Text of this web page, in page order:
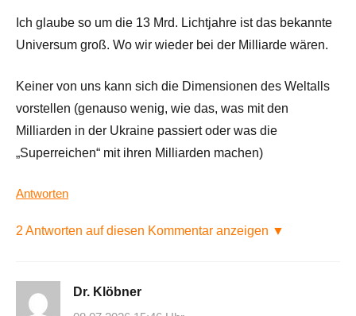
Ich glaube so um die 13 Mrd. Lichtjahre ist das bekannte
Universum groß. Wo wir wieder bei der Milliarde wären.
Keiner von uns kann sich die Dimensionen des Weltalls
vorstellen (genauso wenig, wie das, was mit den
Milliarden in der Ukraine passiert oder was die
„Superreichen“ mit ihren Milliarden machen)
Antworten
2 Antworten auf diesen Kommentar anzeigen ▼
Dr. Klöbner